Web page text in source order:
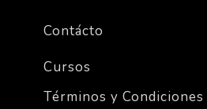
Contácto
Cursos
Términos y Condiciones